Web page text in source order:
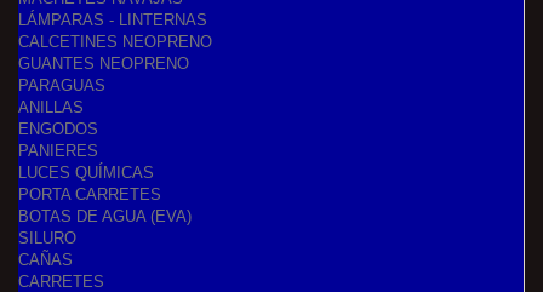
LÁMPARAS - LINTERNAS
CALCETINES NEOPRENO
GUANTES NEOPRENO
PARAGUAS
ANILLAS
ENGODOS
PANIERES
LUCES QUÍMICAS
PORTA CARRETES
BOTAS DE AGUA (EVA)
SILURO
CAÑAS
CARRETES